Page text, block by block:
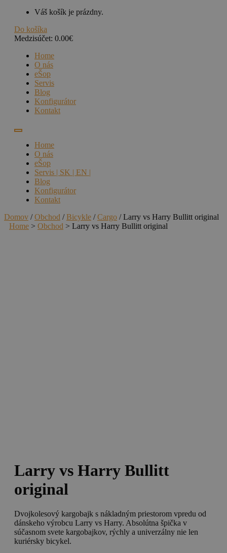
Váš košík je prázdny.
Do košíka
Medzisúčet: 0.00€
Home
O nás
eŠop
Servis
Blog
Konfigurátor
Kontakt
Home
O nás
eŠop
Servis | SK | EN |
Blog
Konfigurátor
Kontakt
Domov /Obchod /Bicykle /Cargo / Larry vs Harry Bullitt original
Home > Obchod > Larry vs Harry Bullitt original
Larry vs Harry Bullitt
original
Dvojkolesový kargobajk s nákladným priestorom vpredu od
dánskeho výrobcu Larry vs Harry. Absolútna špička v
súčasnom svete kargobajkov, rýchly a univerzálny nie len
kuriérsky bicykel.